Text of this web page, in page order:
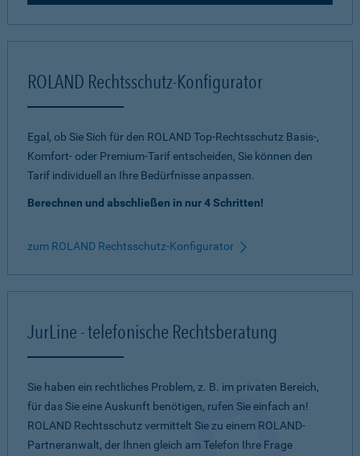
ROLAND Rechtsschutz-Konfigurator
Egal, ob Sie Sich für den ROLAND Top-Rechtsschutz Basis-,
Komfort- oder Premium-Tarif entscheiden, Sie können den
Tarif individuell an Ihre Bedürfnisse anpassen.
Berechnen und abschließen in nur 4 Schritten!
zum ROLAND Rechtsschutz-Konfigurator
JurLine - telefonische Rechtsberatung
Sie haben ein rechtliches Problem, z. B. im privaten Bereich,
für das Sie eine Auskunft benötigen, rufen Sie einfach an!
ROLAND Rechtsschutz vermittelt Sie zu einem ROLAND-
Partneranwalt, der Ihnen gleich am Telefon Ihre Frage